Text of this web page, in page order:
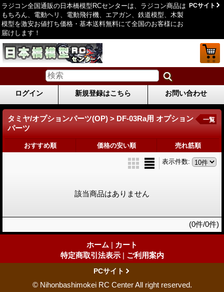
ラジコン全国通販の日本橋模型RCセンターは、ラジコン商品は
もちろん、電動ヘリ、電動飛行機、エアガン、鉄道模型、木製
模型を激安お値打ち価格・基本送料無料にて全国のお客様にお
届けします！
PCサイト
ログイン 新規登録はこちら お問い合わせ
タミヤ/オプションパーツ(OP) > DF-03Ra用 オプション
パーツ
一覧
おすすめ順 価格の安い順 売れ筋順
表示件数:
該当商品はありません
(0件/0件)
ホーム | カート
特定商取引法表示 | ご利用案内
PCサイト
© Nihonbashimokei RC Center All right reserved.